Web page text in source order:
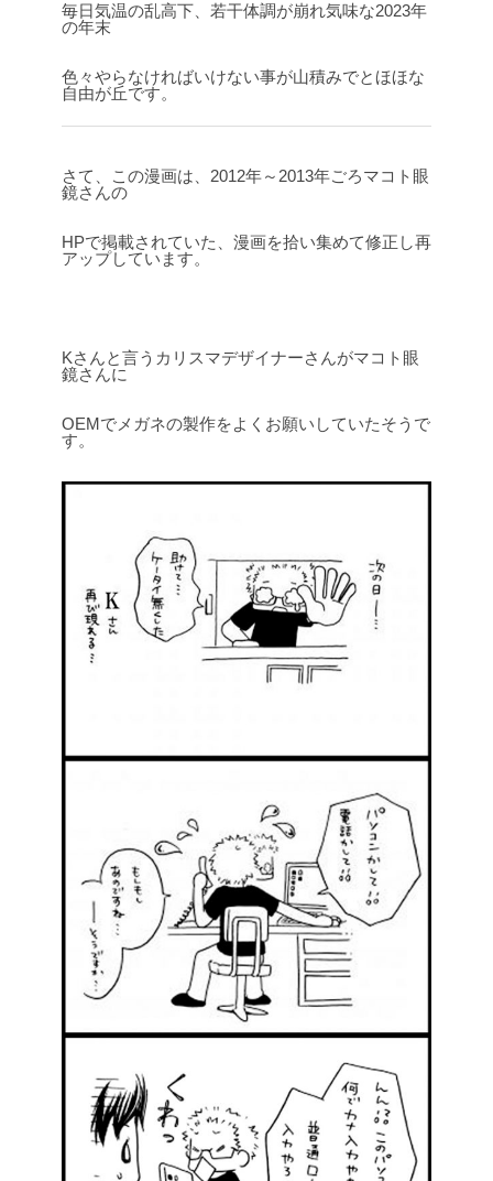
毎日気温の乱高下、若干体調が崩れ気味な2023年
の年末
色々やらなければいけない事が山積みでとほほな
自由が丘です。
さて、この漫画は、2012年～2013年ごろマコト眼
鏡さんの
HPで掲載されていた、漫画を拾い集めて修正し再
アップしています。
Kさんと言うカリスマデザイナーさんがマコト眼
鏡さんに
OEMでメガネの製作をよくお願いしていたそうで
す。